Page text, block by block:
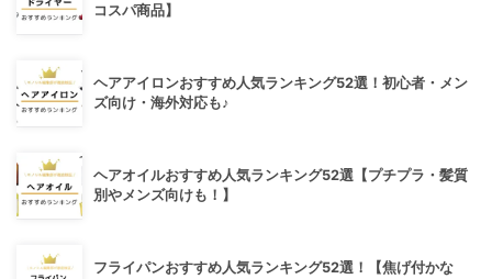
コスパ商品】
ヘアアイロンおすすめ人気ランキング52選！初心者・メン
ズ向け・海外対応も♪
ヘアオイルおすすめ人気ランキング52選【プチプラ・髪質
別やメンズ向けも！】
フライパンおすすめ人気ランキング52選！【焦げ付かな